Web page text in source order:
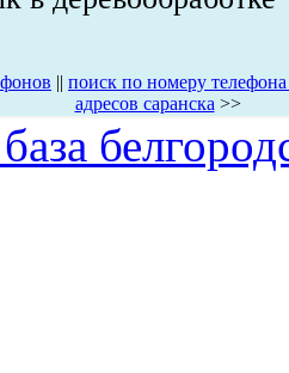
|| поиск по номеру
адресов саранска >>